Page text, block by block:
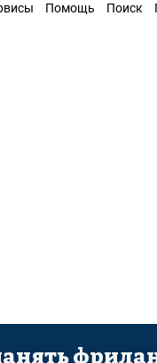
Помощь Поиск